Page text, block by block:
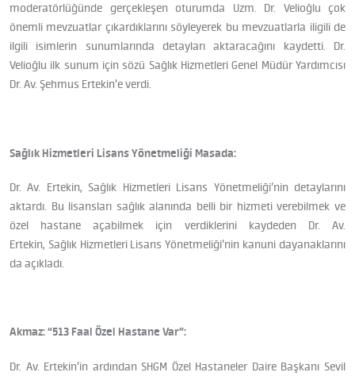
moderatörlüğünde gerçekleşen oturumda Uzm. Dr. Velioğlu çok
önemli mevzuatlar çıkardıklarını söyleyerek bu mevzuatlarla iligili de
ilgili isimlerin sunumlarında detayları aktaracağını kaydetti. Dr.
Velioğlu ilk sunum için sözü Sağlık Hizmetleri Genel Müdür Yardımcısı
Dr. Av. Şehmus Ertekin’e verdi.
Sağlık Hizmetleri Lisans Yönetmeliği Masada:
Dr. Av. Ertekin, Sağlık Hizmetleri Lisans Yönetmeliği’nin detaylarını
aktardı. Bu lisansları sağlık alanında belli bir hizmeti verebilmek ve
özel hastane açabilmek için verdiklerini kaydeden Dr. Av.
Ertekin, Sağlık Hizmetleri Lisans Yönetmeliği’nin kanuni dayanaklarını
da açıkladı.
Akmaz: “513 Faal Özel Hastane Var”:
Dr. Av. Ertekin’in ardından SHGM Özel Hastaneler Daire Başkanı Sevil